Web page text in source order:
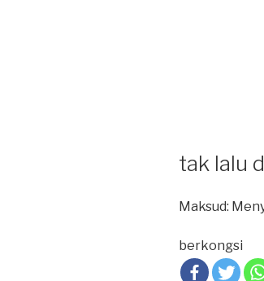
tak lalu
Maksud:
berkongsi